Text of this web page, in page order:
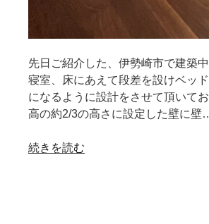
先日ご紹介した、伊勢崎市で建築
寝室、床にあえて段差を設けベッ
になるように設計をさせて頂いて
高の約2/3の高さに設定した壁に壁
続きを読む